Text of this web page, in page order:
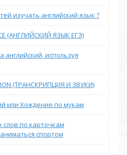
изучать английский язык ?
(АНГЛИЙСКИЙ ЯЗЫК ЕГЭ)
английский, используя
(ТРАНСКРИПЦИЯ И ЗВУКИ)
или Хождение по мукам
слов по карточкам
спортом